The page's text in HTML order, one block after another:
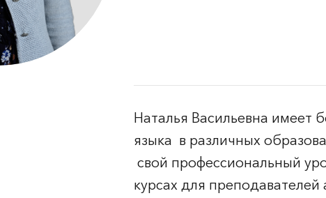
Наталья Васильевна имеет
языка в различных
свой профессиональный
курсах для преподавателей